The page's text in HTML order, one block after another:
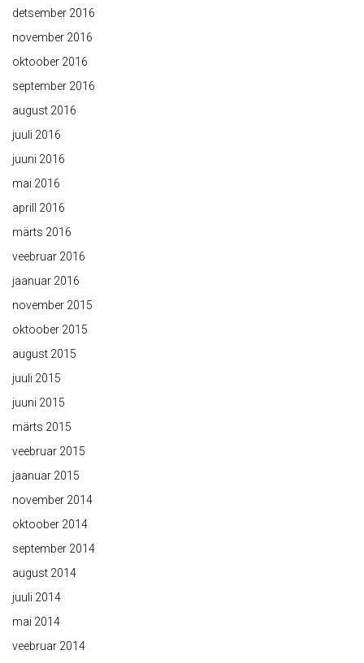
detsember 2016
november 2016
oktoober 2016
september 2016
august 2016
juuli 2016
juuni 2016
mai 2016
aprill 2016
märts 2016
veebruar 2016
jaanuar 2016
november 2015
oktoober 2015
august 2015
juuli 2015
juuni 2015
märts 2015
veebruar 2015
jaanuar 2015
november 2014
oktoober 2014
september 2014
august 2014
juuli 2014
mai 2014
veebruar 2014